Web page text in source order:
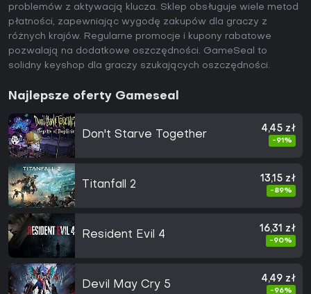
problemów z aktywacją klucza. Sklep obsługuje wiele metod
płatności, zapewniając wygodę zakupów dla graczy z
różnych krajów. Regularne promocje i kupony rabatowe
pozwalają na dodatkowe oszczędności. GameSeal to
solidny keyshop dla graczy szukających oszczędności.
Najlepsze oferty Gameseal
Don't Starve Together
4,45 zł
-91%
Titanfall 2
13,15 zł
-89%
Resident Evil 4
16,31 zł
-90%
Devil May Cry 5
4,49 zł
-96%